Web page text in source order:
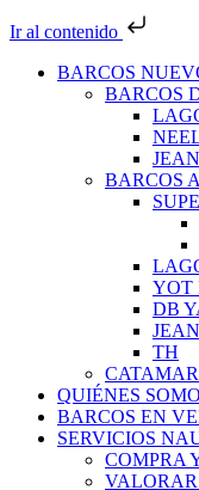
Ir al contenido
BARCOS
BARCOS
BARCOS
YOT
DB
TH
QUIÉNES
BARCOS EN
SERVICIOS
COMPRA